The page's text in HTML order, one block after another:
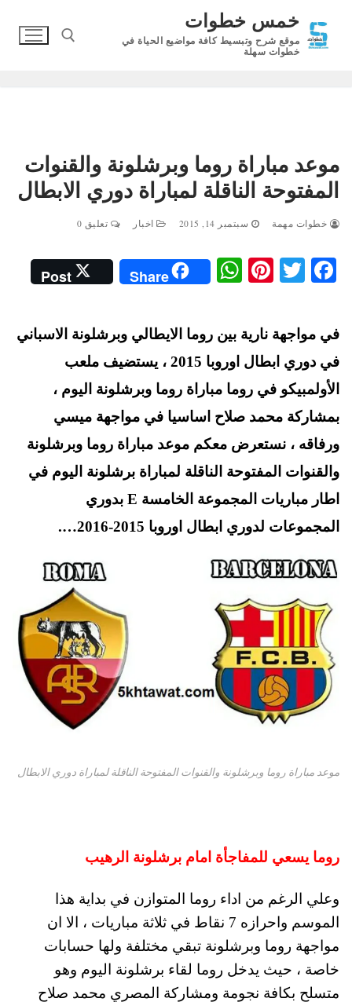
المحتوى
خمس خطوات
موقع شرح وتبسيط كافة مواضيع الحياة في
خطوات سهلة
موعد مباراة روما وبرشلونة والقنوات
المفتوحة الناقلة لمباراة دوري الابطال
خطوات مهمة سبتمبر 14, 2015 اخبار تعليق 0
Fa
bo
ok
T
tte
r
Pi
es
t
W
ha
A
pp
Share
Post
في مواجهة نارية بين روما الايطالي وبرشلونة الاسباني
في دوري ابطال اوروبا 2015 ، يستضيف ملعب
الأولمبيكو في روما مباراة روما وبرشلونة اليوم ،
بمشاركة محمد صلاح اساسيا في مواجهة ميسي
ورفاقه ، نستعرض معكم موعد مباراة روما وبرشلونة
والقنوات المفتوحة الناقلة لمباراة برشلونة اليوم في
اطار مباريات المجموعة الخامسة E بدوري
المجموعات لدوري ابطال اوروبا 2015-2016….
موعد مباراة روما وبرشلونة والقنوات المفتوحة الناقلة لمباراة دوري الابطال
روما يسعي للمفاجأة امام برشلونة الرهيب
وعلي الرغم من اداء روما المتوازن في بداية هذا
الموسم واحرازه 7 نقاط في ثلاثة مباريات ، الا ان
مواجهة روما وبرشلونة تبقي مختلفة ولها حسابات
خاصة ، حيث يدخل روما لقاء برشلونة اليوم وهو
متسلح بكافة نجومة ومشاركة المصري محمد صلاح